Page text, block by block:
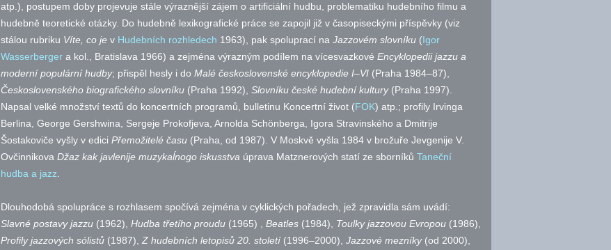
atp.), postupem doby projevuje stále výraznější zájem o artificiální hudbu, problematiku hudebního filmu a
hudebně teoretické otázky. Do hudebně lexikografické práce se zapojil již v časopiseckými příspěvky (viz
stálou rubriku Víte, co je v Hudebních rozhledech 1963), pak spoluprací na Jazzovém slovníku (Igor
Wasserberger a kol., Bratislava 1966) a zejména výrazným podílem na vícesvazkové Encyklopedii jazzu a
moderní populární hudby; přispěl hesly i do Malé československé encyklopedie I–VI (Praha 1984–87),
Československého biografického slovníku (Praha 1992), Slovníku české hudební kultury(Praha 1997).
Napsal velké množství textů do koncertních programů, bulletinu Koncertní život (FOK) atp.; profily Irvinga
Berlina, George Gershwina, Sergeje Prokofjeva, Arnolda Schönberga, Igora Stravinského a Dmitrije
Šostakoviče vyšly v edici Přemožitelé času (Praha, od 1987). V Moskvě vyšla 1984 v brožuře Jevgenije V.
Ovčinnikova Džaz kak javlenije muzykaĺnogo iskusstva úprava Matznerových statí ze sborníků Taneční
hudba a jazz
Dlouhodobá spolupráce s rozhlasem spočívá zejména v cyklických pořadech, jež zpravidla sám uvádí:
Slavné postavy jazzu (1962), Hudba třetího proudu (1965) , Beatles (1984), Toulky jazzovou Evropou (1986),
Profily jazzových sólistů (1987), Z hudebních letopisů 20. století(1996–2000), Jazzové mezníky(od 2000),